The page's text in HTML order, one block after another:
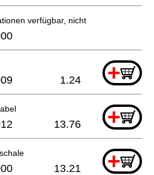
verfügbar, nicht bestellbar
+
1.24
+
13.76
+
13.21